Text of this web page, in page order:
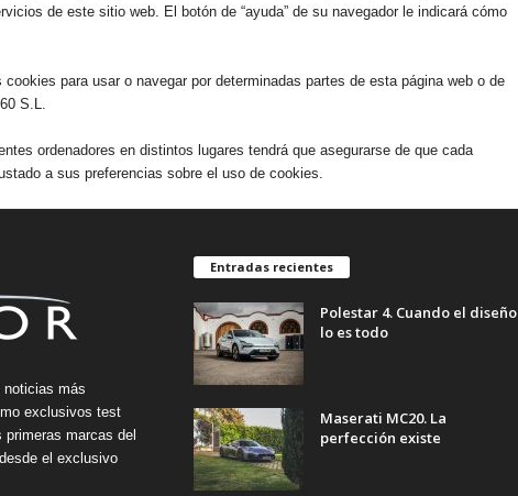
de este sitio web. El botón de “ayuda” de su navegador le indicará cómo
para usar o navegar por determinadas partes de esta página web o de
S.L.
ordenadores en distintos lugares tendrá que asegurarse de que cada
a sus preferencias sobre el uso de cookies.
noticias más
exclusivos test
marcas del
el exclusivo
Entradas recientes
Polestar 4. Cuando el diseño
lo es todo
Maserati MC20. La
perfección existe